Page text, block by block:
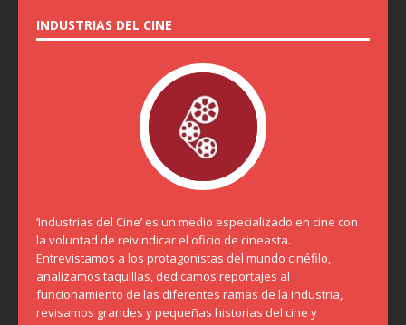
INDUSTRIAS DEL CINE
‘Industrias del Cine’ es un medio especializado en cine con
la voluntad de reivindicar el oficio de cineasta.
Entrevistamos a los protagonistas del mundo cinéfilo,
analizamos taquillas, dedicamos reportajes al
funcionamiento de las diferentes ramas de la industria,
revisamos grandes y pequeñas historias del cine y